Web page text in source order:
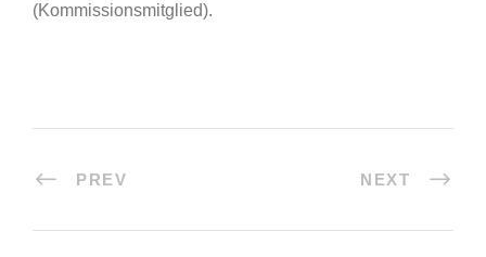
(Kommissionsmitglied).
PREV NEXT